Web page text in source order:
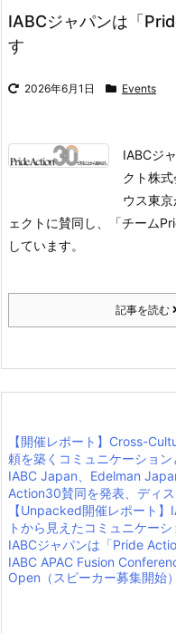
IABCジャパンは「
す
2026年6月1日 Events
IABCジ
クト株
ウス東
ェクトに賛同し、「チーム
しています。
記事を読む
【開催レポート】Cross-
頼を築くコミュニケーション
IABC Japan、Edelman
Action30賛同を発表、ディ
【Unpacked開催レポート
トから見えたコミュニケー
IABCジャパンは「Pride
IABC APAC Fusion
Open（スピーカー募集開始）